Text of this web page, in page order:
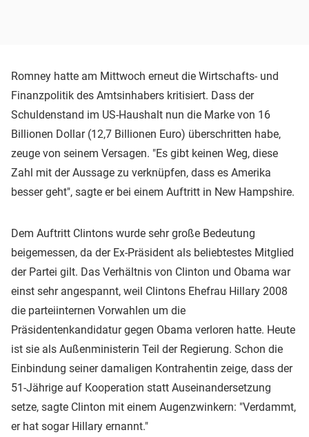
Romney hatte am Mittwoch erneut die Wirtschafts- und
Finanzpolitik des Amtsinhabers kritisiert. Dass der
Schuldenstand im US-Haushalt nun die Marke von 16
Billionen Dollar (12,7 Billionen Euro) überschritten habe,
zeuge von seinem Versagen. "Es gibt keinen Weg, diese
Zahl mit der Aussage zu verknüpfen, dass es Amerika
besser geht", sagte er bei einem Auftritt in New Hampshire.
Dem Auftritt Clintons wurde sehr große Bedeutung
beigemessen, da der Ex-Präsident als beliebtestes Mitglied
der Partei gilt. Das Verhältnis von Clinton und Obama war
einst sehr angespannt, weil Clintons Ehefrau Hillary 2008
die parteiinternen Vorwahlen um die
Präsidentenkandidatur gegen Obama verloren hatte. Heute
ist sie als Außenministerin Teil der Regierung. Schon die
Einbindung seiner damaligen Kontrahentin zeige, dass der
51-Jährige auf Kooperation statt Auseinandersetzung
setze, sagte Clinton mit einem Augenzwinkern: "Verdammt,
er hat sogar Hillary ernannt."